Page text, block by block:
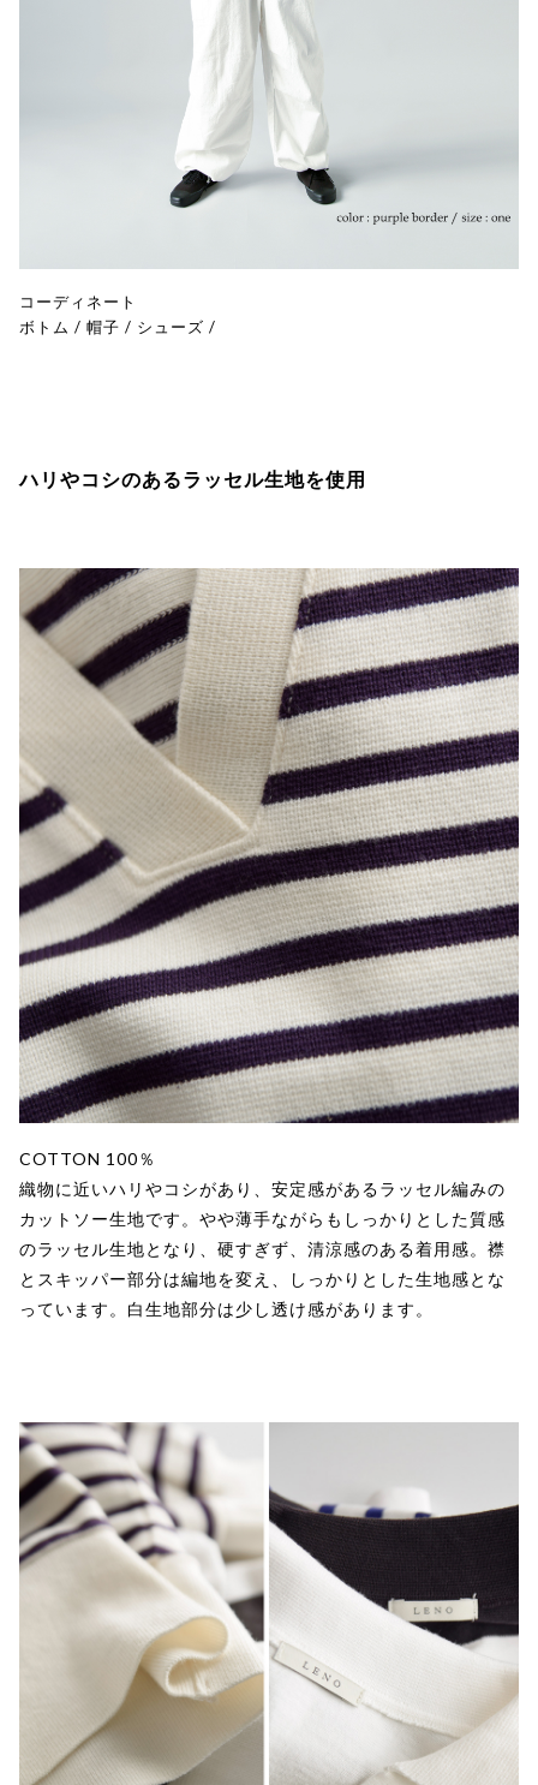
コーディネート
ボトム / 帽子 / シューズ /
ハリやコシのあるラッセル生地を使用
COTTON 100％
織物に近いハリやコシがあり、安定感があるラッセル編みの
カットソー生地です。やや薄手ながらもしっかりとした質感
のラッセル生地となり、硬すぎず、清涼感のある着用感。襟
とスキッパー部分は編地を変え、しっかりとした生地感とな
っています。白生地部分は少し透け感があります。